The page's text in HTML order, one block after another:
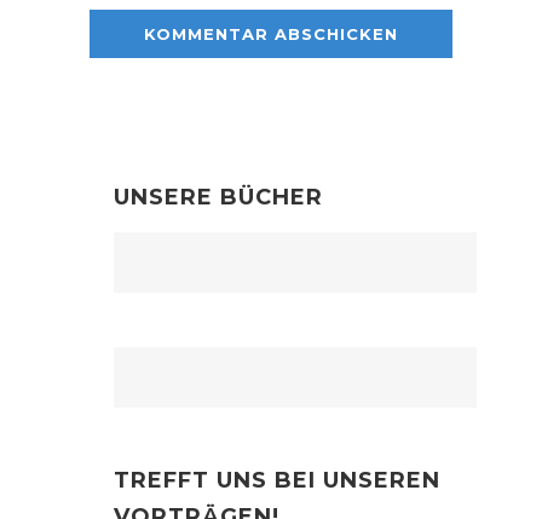
UNSERE BÜCHER
TREFFT UNS BEI UNSEREN